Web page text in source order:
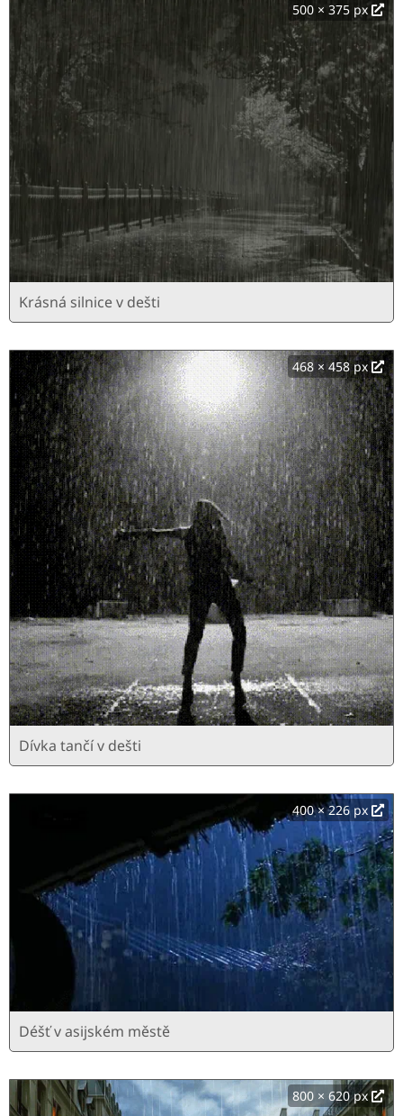
500 × 375 px
Krásná silnice v dešti
468 × 458 px
Dívka tančí v dešti
400 × 226 px
Déšť v asijském městě
800 × 620 px